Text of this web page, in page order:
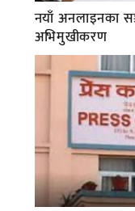
नयाँ अनलाइनका
अभिमुखीकरण